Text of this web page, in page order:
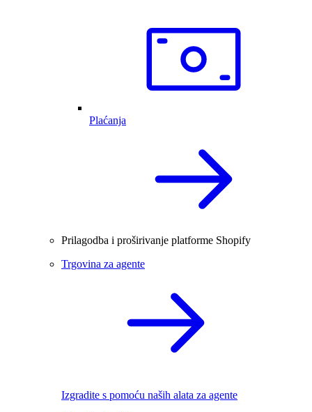
Plaćanja
Prilagodba i proširivanje platforme Shopify
Trgovina za agente
Izgradite s pomoću naših alata za agente